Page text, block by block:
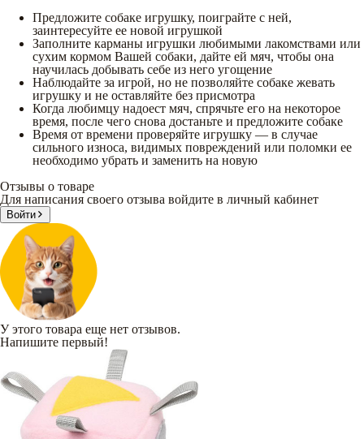
Предложите собаке игрушку, поиграйте с ней,
заинтересуйте ее новой игрушкой
Заполните карманы игрушки любимыми лакомствами или
сухим кормом Вашей собаки, дайте ей мяч, чтобы она
научилась добывать себе из него угощение
Наблюдайте за игрой, но не позволяйте собаке жевать
игрушку и не оставляйте без присмотра
Когда любимцу надоест мяч, спрячьте его на некоторое
время, после чего снова достаньте и предложите собаке
Время от времени проверяйте игрушку — в случае
сильного износа, видимых повреждений или поломки ее
необходимо убрать и заменить на новую
Отзывы о товаре
Для написания своего отзыва войдите в личный кабинет
Войти
У этого товара еще нет отзывов.
Напишите первый!